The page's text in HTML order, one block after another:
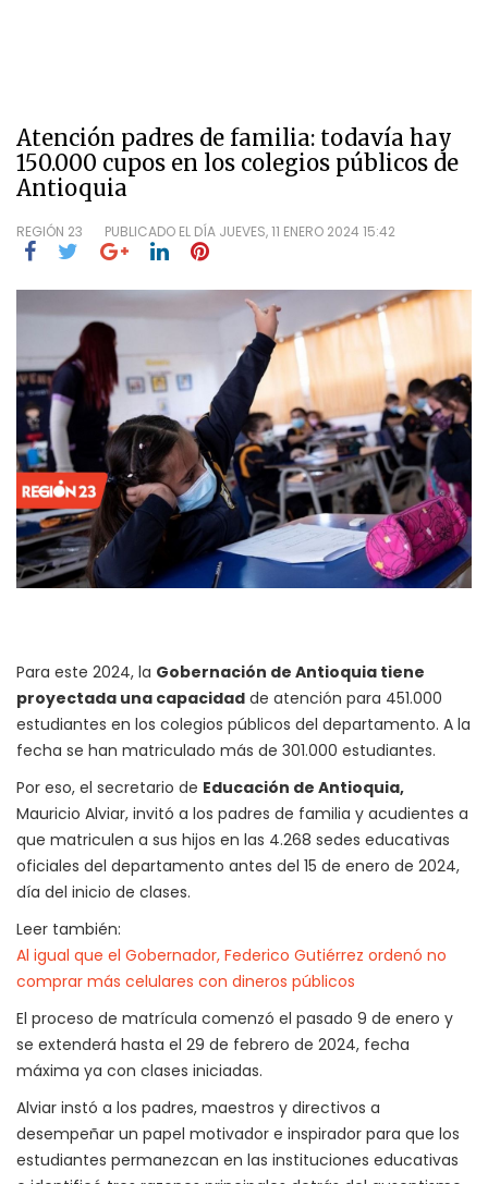
Atención padres de familia: todavía hay
150.000 cupos en los colegios públicos de
Antioquia
REGIÓN 23 PUBLICADO EL DÍA JUEVES, 11 ENERO 2024 15:42
Para este 2024, la Gobernación de Antioquia tiene
proyectada una capacidad de atención para 451.000
estudiantes en los colegios públicos del departamento. A la
fecha se han matriculado más de 301.000 estudiantes.
Por eso, el secretario de Educación de Antioquia,
Mauricio Alviar, invitó a los padres de familia y acudientes a
que matriculen a sus hijos en las 4.268 sedes educativas
oficiales del departamento antes del 15 de enero de 2024,
día del inicio de clases.
Leer también:
Al igual que el Gobernador, Federico Gutiérrez ordenó no
comprar más celulares con dineros públicos
El proceso de matrícula comenzó el pasado 9 de enero y
se extenderá hasta el 29 de febrero de 2024, fecha
máxima ya con clases iniciadas.
Alviar instó a los padres, maestros y directivos a
desempeñar un papel motivador e inspirador para que los
estudiantes permanezcan en las instituciones educativas